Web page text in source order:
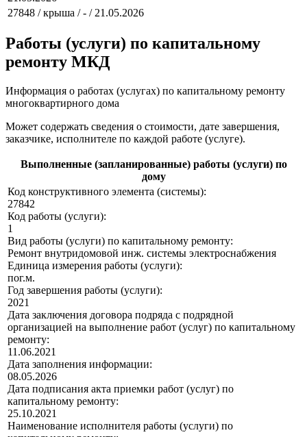
27848 / крыша / - / 21.05.2026
Работы (услуги) по капитальному
ремонту МКД
Информация о работах (услугах) по капитальному ремонту
многоквартирного дома
Может содержать сведения о стоимости, дате завершения,
заказчике, исполнителе по каждой работе (услуге).
Выполненные (запланированные) работы (услуги) по
дому
Код конструктивного элемента (системы):
27842
Код работы (услуги):
1
Вид работы (услуги) по капитальному ремонту:
Ремонт внутридомовой инж. системы электроснабжения
Единица измерения работы (услуги):
пог.м.
Год завершения работы (услуги):
2021
Дата заключения договора подряда с подрядной
организацией на выполнение работ (услуг) по капитальному
ремонту:
11.06.2021
Дата заполнения информации:
08.05.2026
Дата подписания акта приемки работ (услуг) по
капитальному ремонту:
25.10.2021
Наименование исполнителя работы (услуги) по